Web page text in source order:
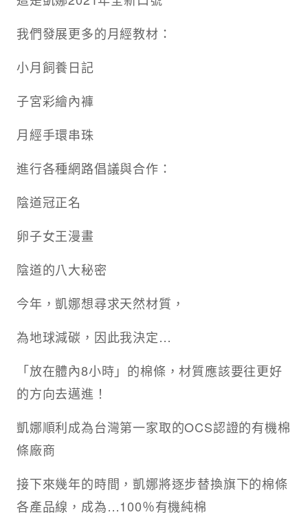
我們發展更多的月經教材：
小月飼養日記
子宮彩繪內褲
月經手環串珠
進行各種網路倡議與合作：
陰道冠正名
卵子女王漫畫
陰道的八大秘密
今年，凱娜想尋求天然材質，
為地球減碳，因此我決定…
「放在體內8小時」的棉條，材質應該要往更好
的方向去邁進！
凱娜順利成為台灣第一家取的OCS認證的有機棉
條廠商
接下來幾年的時間，凱娜將逐步替換旗下的棉條
各產品線，成為…100％有機純棉